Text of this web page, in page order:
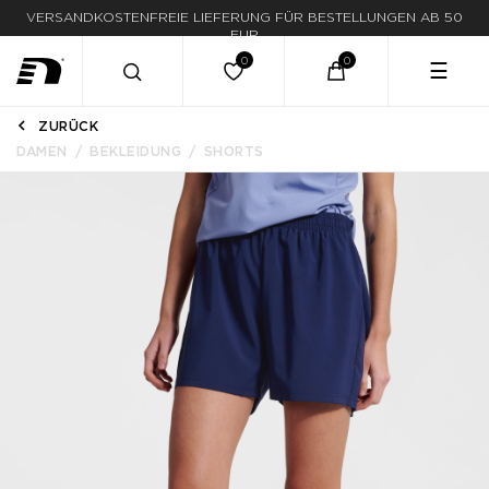
LIEFERUNG IN 1-3 WERKTAGEN
☰
ZURÜCK
DAMEN
BEKLEIDUNG SHORTS